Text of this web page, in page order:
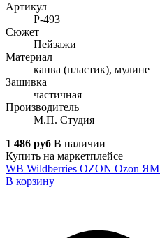
Артикул
Р-493
Сюжет
Пейзажи
Материал
канва (пластик), мулине
Зашивка
частичная
Производитель
М.П. Студия
1 486 руб В наличии
Купить на маркетплейсе
WB Wildberries OZON Ozon ЯМ
В корзину